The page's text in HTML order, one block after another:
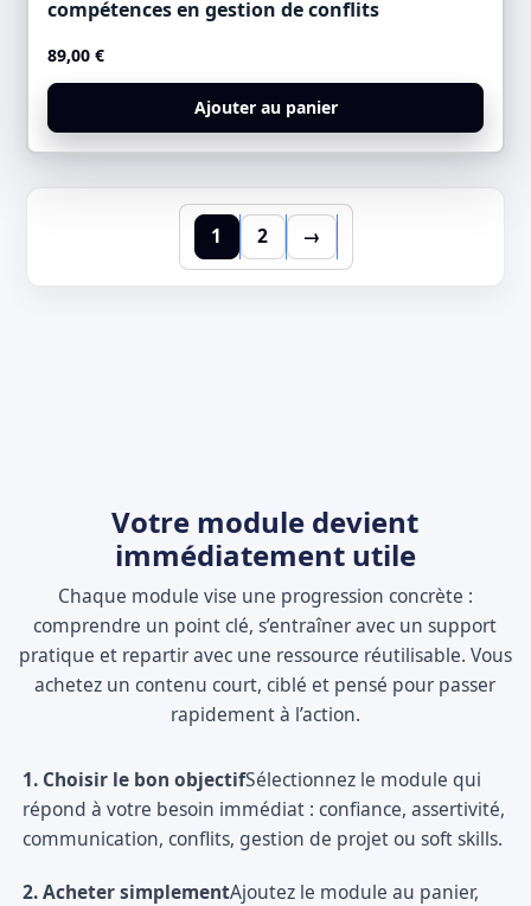
compétences en gestion de conflits
89,00€
Ajouter au panier
1 2 →
Votre module devient
immédiatement utile
Chaque module vise une progression concrète :
comprendre un point clé, s’entraîner avec un support
pratique et repartir avec une ressource réutilisable. Vous
achetez un contenu court, ciblé et pensé pour passer
rapidement à l’action.
1. Choisir le bon objectifSélectionnez le module qui
répond à votre besoin immédiat : confiance, assertivité,
communication, conflits, gestion de projet ou soft skills.
2. Acheter simplementAjoutez le module au panier,